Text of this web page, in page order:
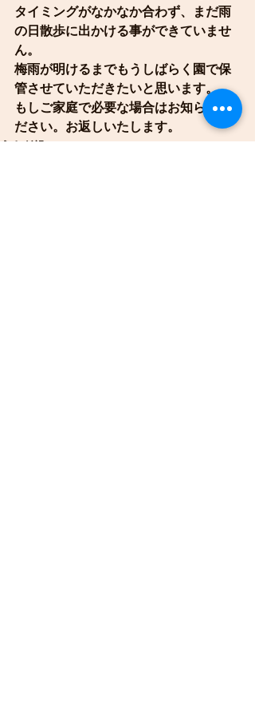
タイミングがなかなか合わず、まだ雨
の日散歩に出かける事ができていませ
ん。
梅雨が明けるまでもうしばらく園で保
管させていただきたいと思います。
もしご家庭で必要な場合はお知らせく
ださい。お返しいたします。
うさぎ組